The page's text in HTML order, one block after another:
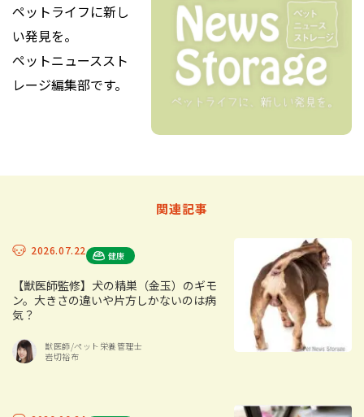
ペットライフに新し
い発見を。
ペットニューススト
レージ編集部です。
関連記事
2026.07.22 健康
【獣医師監修】犬の精巣（金玉）のギモ
ン。大きさの違いや片方しかないのは病
気？
獣医師/ペット栄養管理士
岩切裕布